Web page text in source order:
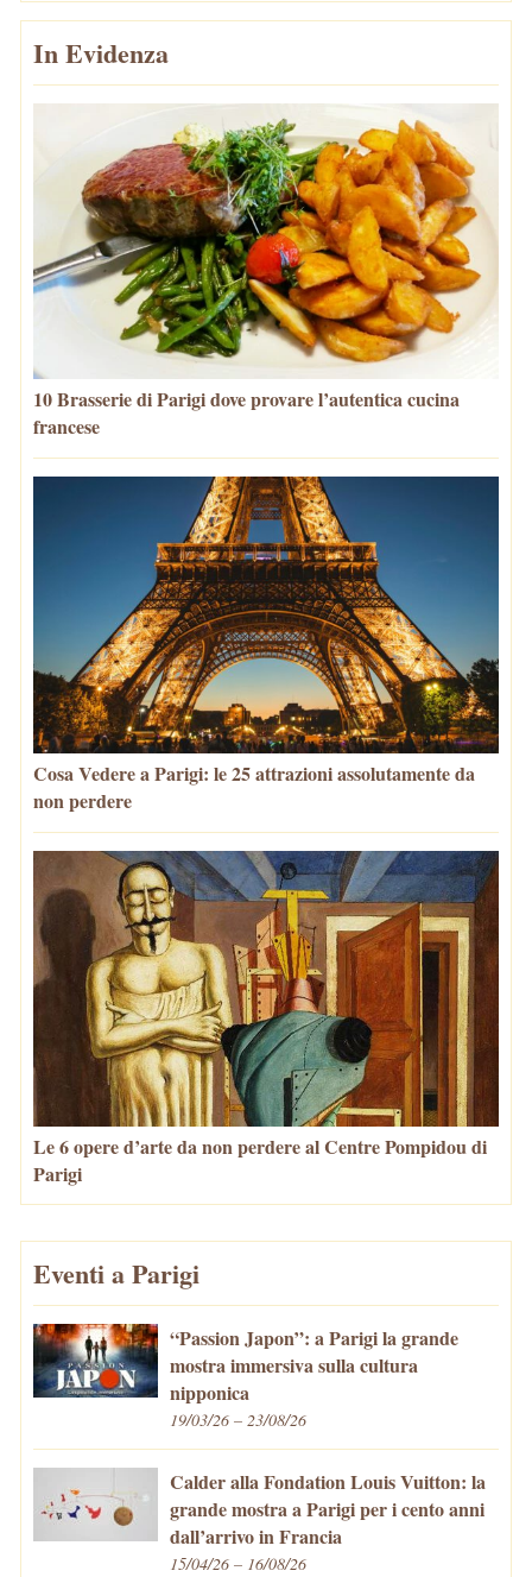
In Evidenza
10 Brasserie di Parigi dove provare l’autentica cucina
francese
Cosa Vedere a Parigi: le 25 attrazioni assolutamente da
non perdere
Le 6 opere d’arte da non perdere al Centre Pompidou di
Parigi
Eventi a Parigi
“Passion Japon”: a Parigi la grande
mostra immersiva sulla cultura
nipponica
19/03/26 – 23/08/26
Calder alla Fondation Louis Vuitton: la
grande mostra a Parigi per i cento anni
dall’arrivo in Francia
15/04/26 – 16/08/26